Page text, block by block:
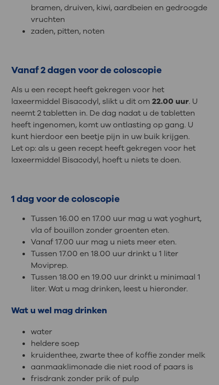
bramen, druiven, kiwi, aardbeien en gedroogde
vruchten
zaden, pitten, noten
Vanaf 2 dagen voor de coloscopie
Als u een recept heeft gekregen voor het
laxeermiddel Bisacodyl, slikt u dit om 22.00 uur. U
neemt 2 tabletten in. De dag nadat u de tabletten
heeft ingenomen, komt uw ontlasting op gang. U
kunt hierdoor een beetje pijn in uw buik krijgen.
Let op: als u geen recept heeft gekregen voor het
laxeermiddel Bisacodyl, hoeft u niets te doen.
1 dag voor de coloscopie
Tussen 16.00 en 17.00 uur mag u wat yoghurt,
vla of bouillon zonder groenten eten.
Vanaf 17.00 uur mag u niets meer eten.
Tussen 17.00 en 18.00 uur drinkt u 1 liter
Moviprep.
Tussen 18.00 en 19.00 uur drinkt u minimaal 1
liter. Wat u mag drinken, leest u hieronder.
Wat u wel mag drinken
water
heldere soep
kruidenthee, zwarte thee of koffie zonder melk
aanmaaklimonade die niet rood of paars is
frisdrank zonder prik of pulp